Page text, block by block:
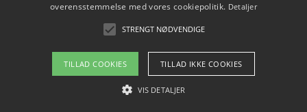
Om / kontakt
Blog Betingelser
overensstemmelse med vores cookiepolitik. Detaljer
STRENGT NØDVENDIGE
TILLAD COOKIES TILLAD IKKE COOKIES
VIS DETALJER